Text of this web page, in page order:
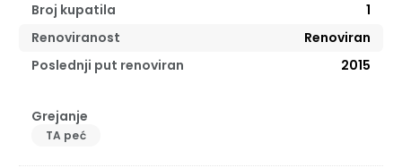
Broj kupatila
1
Renoviranost
Renoviran
Poslednji put renoviran
2015
Grejanje
TA peć